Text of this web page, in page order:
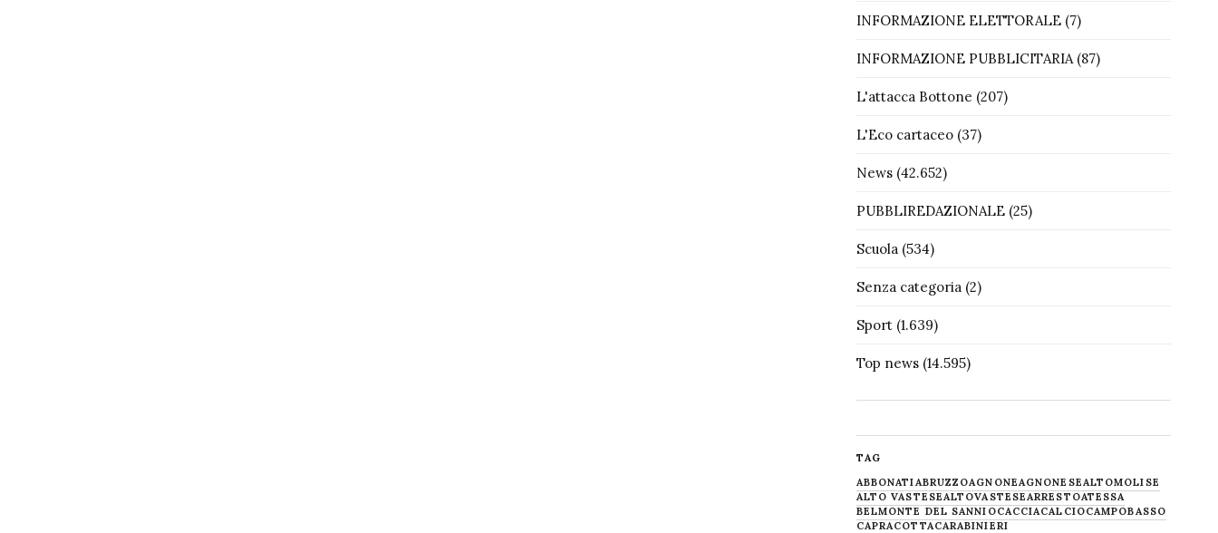
INFORMAZIONE ELETTORALE(7)
INFORMAZIONE PUBBLICITARIA(87)
L'attacca Bottone (207)
L'Eco cartaceo(37)
News(42.652)
PUBBLIREDAZIONALE(25)
Scuola(534)
Senza categoria(2)
Sport(1.639)
Top news(14.595)
TAG
ABBONATIABRUZZOAGNONEAGNONESEALTOMOLISE
ALTO VASTESEALTOVASTESEARRESTOATESSA
BELMONTE DEL SANNIOCACCIACALCIOCAMPOBASSO
CAPRACOTTACARABINIERI